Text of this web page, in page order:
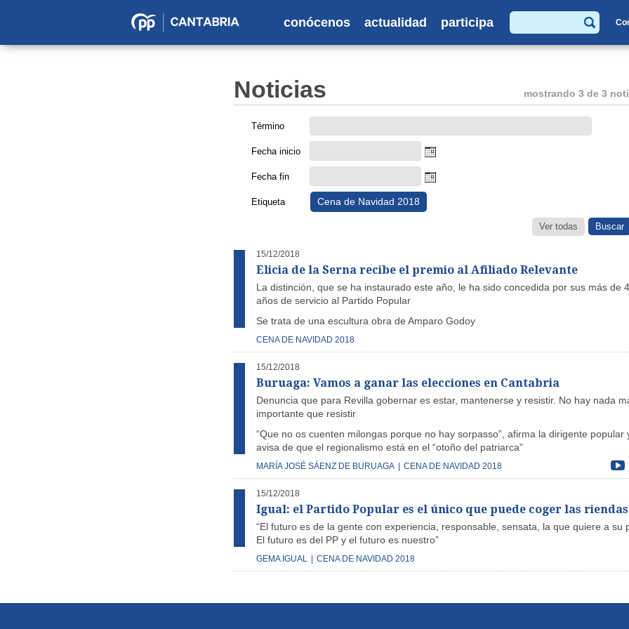
Partido
conócenos actualidad participa
Buscar
Noticias mostrando 3 de 3
Término
Fecha inicio
Fecha fin
Etiqueta Cena de Navidad 2018
Ver todas
15/12/2018
Elicia de la Serna recibe el premio al Afiliado Relevante
La distinción, que se ha instaurado este año, le ha sido concedida por sus más de
años de servicio al Partido Popular
Se trata de una escultura obra de Amparo Godoy
CENA DE NAVIDAD 2018
15/12/2018
Buruaga: Vamos a ganar las elecciones en Cantabria
Denuncia que para Revilla gobernar es estar, mantenerse y resistir. No hay nada
importante que resistir
“Que no os cuenten milongas porque no hay sorpasso”, afirma la dirigente popular
avisa de que el regionalismo está en el “otoño del patriarca”
MARÍA JOSÉ SÁENZ DE BURUAGA CENA DE NAVIDAD 2018
15/12/2018
Igual: el Partido Popular es el único que puede coger las riendas
“El futuro es de la gente con experiencia, responsable, sensata, la que quiere a su
El futuro es del PP y el futuro es nuestro”
GEMA IGUAL CENA DE NAVIDAD 2018